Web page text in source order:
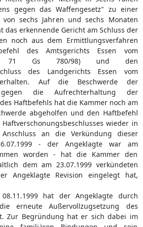
gegen das Waffengesetz" zu einer
von sechs Jahren und sechs Monaten
das erkennende Gericht am Schluss der
noch aus dem Ermittlungsverfahren
des Amtsgerichts Essen vom
71 Gs 780/98) und den
des Landgerichts Essen vom
Auf die Beschwerde der
gegen die Aufrechterhaltung der
Haftbefehls hat die Kammer noch am
abgeholfen und den Haftbefehl
wieder in
an die Verkündung dieser
- der Angeklagte war am
worden - hat die Kammer den
dem am 23.07.1999 verkündeten
Angeklagte Revision eingelegt hat,
hat der Angeklagte durch
erneute Außervollzugsetzung des
Zur Begründung hat er sich dabei im